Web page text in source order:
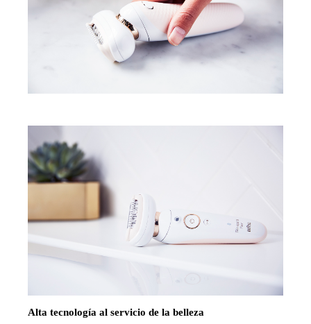
Alta tecnología al servicio de la belleza